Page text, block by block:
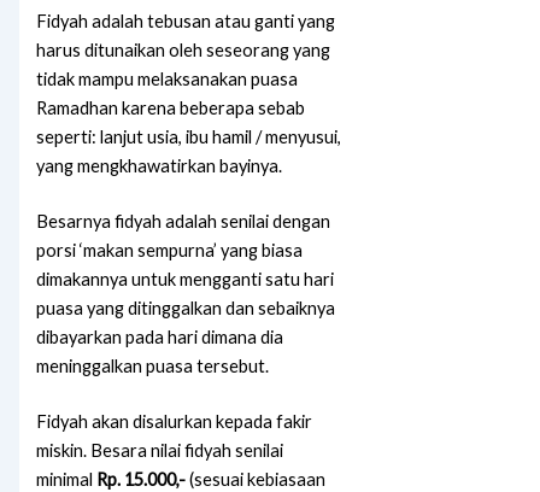
Fidyah adalah tebusan atau ganti yang
harus ditunaikan oleh seseorang yang
tidak mampu melaksanakan puasa
Ramadhan karena beberapa sebab
seperti: lanjut usia, ibu hamil / menyusui,
yang mengkhawatirkan bayinya.
Besarnya fidyah adalah senilai dengan
porsi ‘makan sempurna’ yang biasa
dimakannya untuk mengganti satu hari
puasa yang ditinggalkan dan sebaiknya
dibayarkan pada hari dimana dia
meninggalkan puasa tersebut.
Fidyah akan disalurkan kepada fakir
miskin. Besara nilai fidyah senilai
minimal Rp. 15.000,-(sesuai kebiasaan